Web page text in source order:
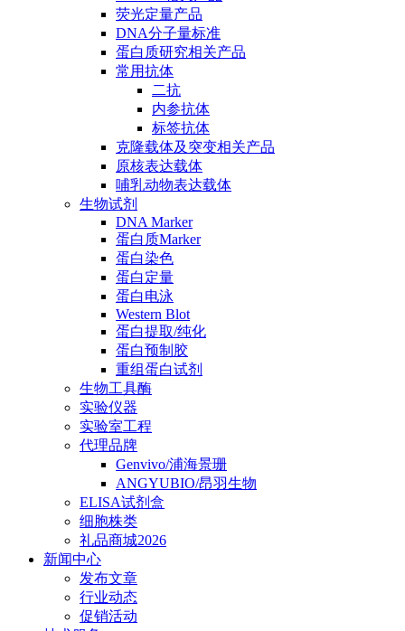
荧光定量产品
DNA分子量标准
蛋白质研究相关产品
常用抗体
二抗
内参抗体
标签抗体
克隆载体及突变相关产品
原核表达载体
哺乳动物表达载体
生物试剂
DNA Marker
蛋白质Marker
蛋白染色
蛋白定量
蛋白电泳
Western Blot
蛋白提取/纯化
蛋白预制胶
重组蛋白试剂
生物工具酶
实验仪器
实验室工程
代理品牌
Genvivo/浦海景珊
ANGYUBIO/昂羽生物
ELISA试剂盒
细胞株类
礼品商城2026
新闻中心
发布文章
行业动态
促销活动